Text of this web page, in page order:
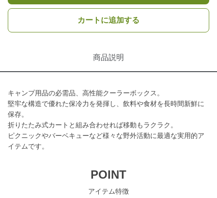
カートに追加する
商品説明
キャンプ用品の必需品、高性能クーラーボックス。
堅牢な構造で優れた保冷力を発揮し、飲料や食材を長時間新鮮に
保存。
折りたたみ式カートと組み合わせれば移動もラクラク。
ピクニックやバーベキューなど様々な野外活動に最適な実用的ア
イテムです。
POINT
アイテム特徴